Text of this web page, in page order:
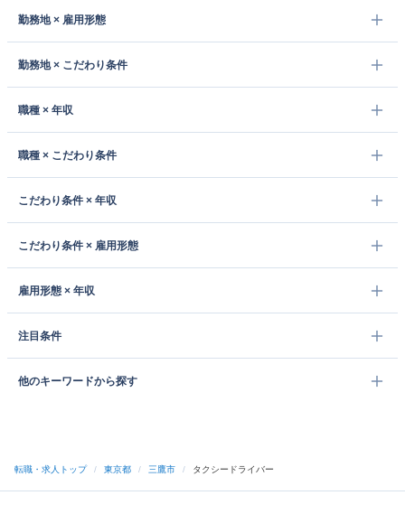
勤務地 × 雇用形態
勤務地 × こだわり条件
職種 × 年収
職種 × こだわり条件
こだわり条件 × 年収
こだわり条件 × 雇用形態
雇用形態 × 年収
注目条件
他のキーワードから探す
転職・求人トップ / 東京都 / 三鷹市 / タクシードライバー